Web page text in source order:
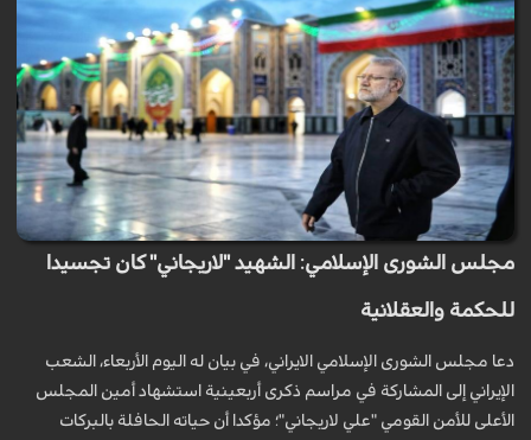
مجلس الشورى الإسلامي: الشهيد "لاريجاني" كان تجسيدا
للحكمة والعقلانية
دعا مجلس الشورى الإسلامي الايراني، في بيان له اليوم الأربعاء، الشعب
الإيراني إلى المشاركة في مراسم ذكرى أربعينية استشهاد أمين المجلس
الأعلى للأمن القومي "علي لاريجاني"؛ مؤكدا أن حياته الحافلة بالبركات